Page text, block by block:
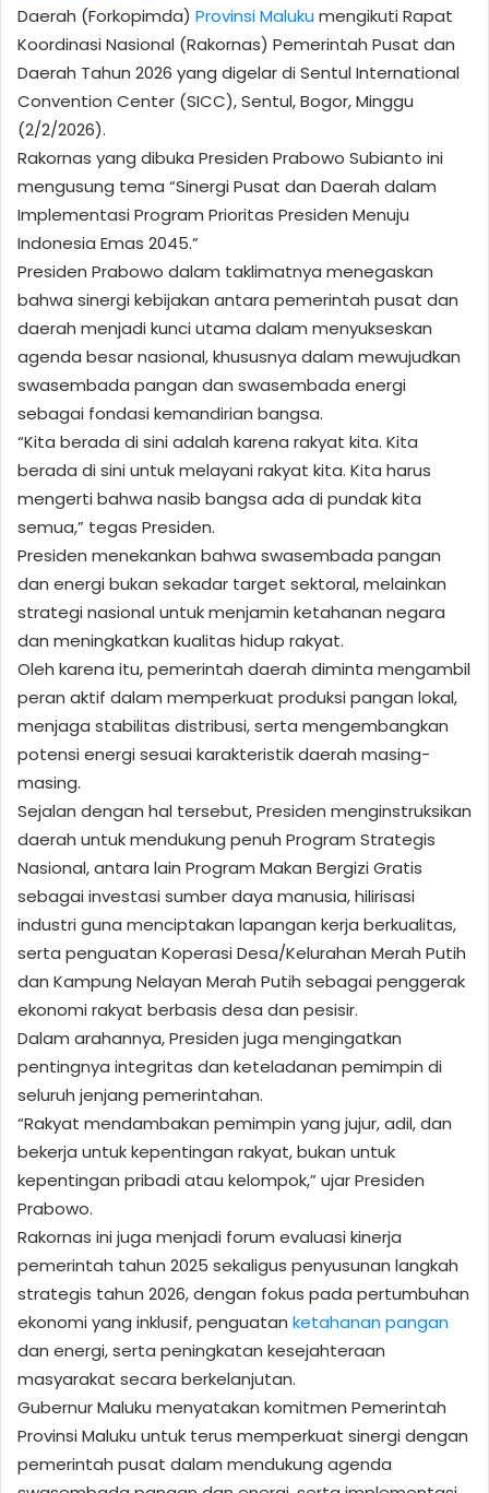
Daerah (Forkopimda) Provinsi Malukumengikuti Rapat
Koordinasi Nasional (Rakornas) Pemerintah Pusat dan
Daerah Tahun 2026 yang digelar di Sentul International
Convention Center (SICC), Sentul, Bogor, Minggu
(2/2/2026).
Rakornas yang dibuka Presiden Prabowo Subianto ini
mengusung tema “Sinergi Pusat dan Daerah dalam
Implementasi Program Prioritas Presiden Menuju
Indonesia Emas 2045.”
Presiden Prabowo dalam taklimatnya menegaskan
bahwa sinergi kebijakan antara pemerintah pusat dan
daerah menjadi kunci utama dalam menyukseskan
agenda besar nasional, khususnya dalam mewujudkan
swasembada pangan dan swasembada energi
sebagai fondasi kemandirian bangsa.
“Kita berada di sini adalah karena rakyat kita. Kita
berada di sini untuk melayani rakyat kita. Kita harus
mengerti bahwa nasib bangsa ada di pundak kita
semua,” tegas Presiden.
Presiden menekankan bahwa swasembada pangan
dan energi bukan sekadar target sektoral, melainkan
strategi nasional untuk menjamin ketahanan negara
dan meningkatkan kualitas hidup rakyat.
Oleh karena itu, pemerintah daerah diminta mengambil
peran aktif dalam memperkuat produksi pangan lokal,
menjaga stabilitas distribusi, serta mengembangkan
potensi energi sesuai karakteristik daerah masing-
masing.
Sejalan dengan hal tersebut, Presiden menginstruksikan
daerah untuk mendukung penuh Program Strategis
Nasional, antara lain Program Makan Bergizi Gratis
sebagai investasi sumber daya manusia, hilirisasi
industri guna menciptakan lapangan kerja berkualitas,
serta penguatan Koperasi Desa/Kelurahan Merah Putih
dan Kampung Nelayan Merah Putih sebagai penggerak
ekonomi rakyat berbasis desa dan pesisir.
Dalam arahannya, Presiden juga mengingatkan
pentingnya integritas dan keteladanan pemimpin di
seluruh jenjang pemerintahan.
“Rakyat mendambakan pemimpin yang jujur, adil, dan
bekerja untuk kepentingan rakyat, bukan untuk
kepentingan pribadi atau kelompok,” ujar Presiden
Prabowo.
Rakornas ini juga menjadi forum evaluasi kinerja
pemerintah tahun 2025 sekaligus penyusunan langkah
strategis tahun 2026, dengan fokus pada pertumbuhan
ekonomi yang inklusif, penguatan ketahanan pangan
dan energi, serta peningkatan kesejahteraan
masyarakat secara berkelanjutan.
Gubernur Maluku menyatakan komitmen Pemerintah
Provinsi Maluku untuk terus memperkuat sinergi dengan
pemerintah pusat dalam mendukung agenda